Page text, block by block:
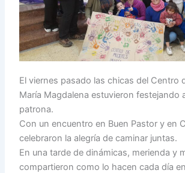
El viernes pasado las chicas del Centro
María Magdalena estuvieron festejando
patrona.
Con un encuentro en Buen Pastor y en
celebraron la alegría de caminar juntas.
En una tarde de dinámicas, merienda y
compartieron como lo hacen cada día